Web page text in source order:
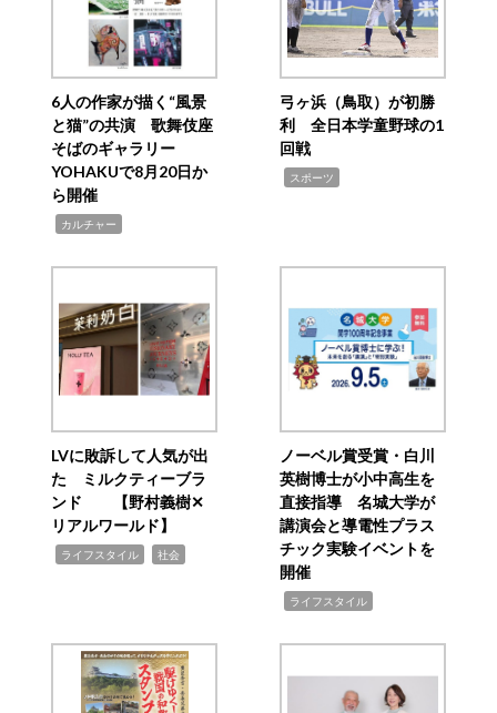
6人の作家が描く“風景
と猫”の共演 歌舞伎座
そばのギャラリー
YOHAKUで8月20日か
ら開催
カルチャー
弓ヶ浜（鳥取）が初勝
利 全日本学童野球の1
回戦
スポーツ
LVに敗訴して人気が出
た ミルクティーブラ
ンド 【野村義樹✕
リアルワールド】
ライフスタイル 社会
ノーベル賞受賞・白川
英樹博士が小中高生を
直接指導 名城大学が
講演会と導電性プラス
チック実験イベントを
開催
ライフスタイル